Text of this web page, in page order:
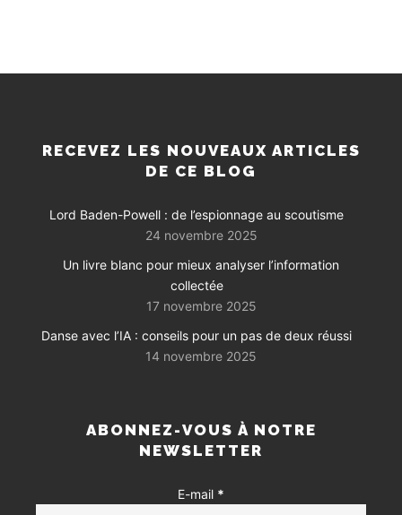
RECEVEZ LES NOUVEAUX ARTICLES
DE CE BLOG
Lord Baden-Powell : de l’espionnage au scoutisme
24 novembre 2025
Un livre blanc pour mieux analyser l’information
collectée
17 novembre 2025
Danse avec l’IA : conseils pour un pas de deux réussi
14 novembre 2025
ABONNEZ-VOUS À NOTRE
NEWSLETTER
E-mail *